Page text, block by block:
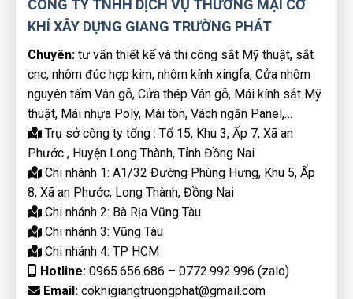
CÔNG TY TNHH DỊCH VỤ THƯƠNG MẠI CƠ
KHÍ XÂY DỰNG GIANG TRƯỜNG PHÁT
Chuyên: tư vấn thiết kế và thi công sắt Mỹ thuật, sắt
cnc, nhôm đúc hợp kim, nhôm kính xingfa, Cửa nhôm
nguyên tấm Vân gỗ, Cửa thép Vân gỗ, Mái kính sắt Mỹ
thuật, Mái nhựa Poly, Mái tôn, Vách ngăn Panel,…
Trụ sở công ty tổng : Tổ 15, Khu 3, Ấp 7, Xã an
Phước , Huyện Long Thành, Tỉnh Đồng Nai
Chi nhánh 1: A1/32 Đường Phùng Hưng, Khu 5, Ấp
8, Xã an Phước, Long Thành, Đồng Nai
Chi nhánh 2: Bà Rịa Vũng Tàu
Chi nhánh 3: Vũng Tàu
Chi nhánh 4: TP HCM
Hotline: 0965.656.686 – 0772.992.996 (zalo)
Email: cokhigiangtruongphat@gmail.com